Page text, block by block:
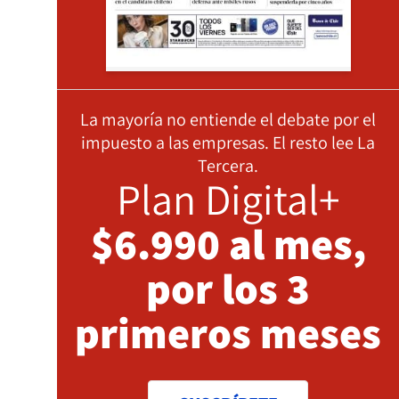
La mayoría no entiende el debate por el
impuesto a las empresas. El resto lee La
Tercera.
Plan Digital+
$6.990 al mes,
por los 3
primeros meses